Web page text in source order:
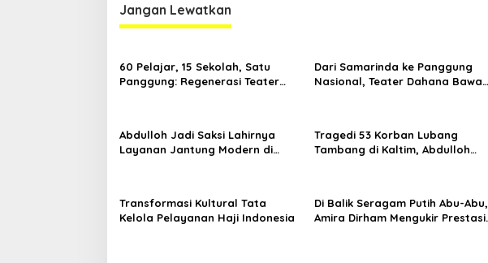
Jangan Lewatkan
60 Pelajar, 15 Sekolah, Satu
Panggung: Regenerasi Teater
Dari Samarinda ke Panggung
Nasional, Teater Dahana Bawa
Abdulloh Jadi Saksi Lahirnya
Layanan Jantung Modern di
Tragedi 53 Korban Lubang
Tambang di Kaltim, Abdulloh
Transformasi Kultural Tata
Kelola Pelayanan Haji Indonesia
Di Balik Seragam Putih Abu-Abu,
Amira Dirham Mengukir Prestasi